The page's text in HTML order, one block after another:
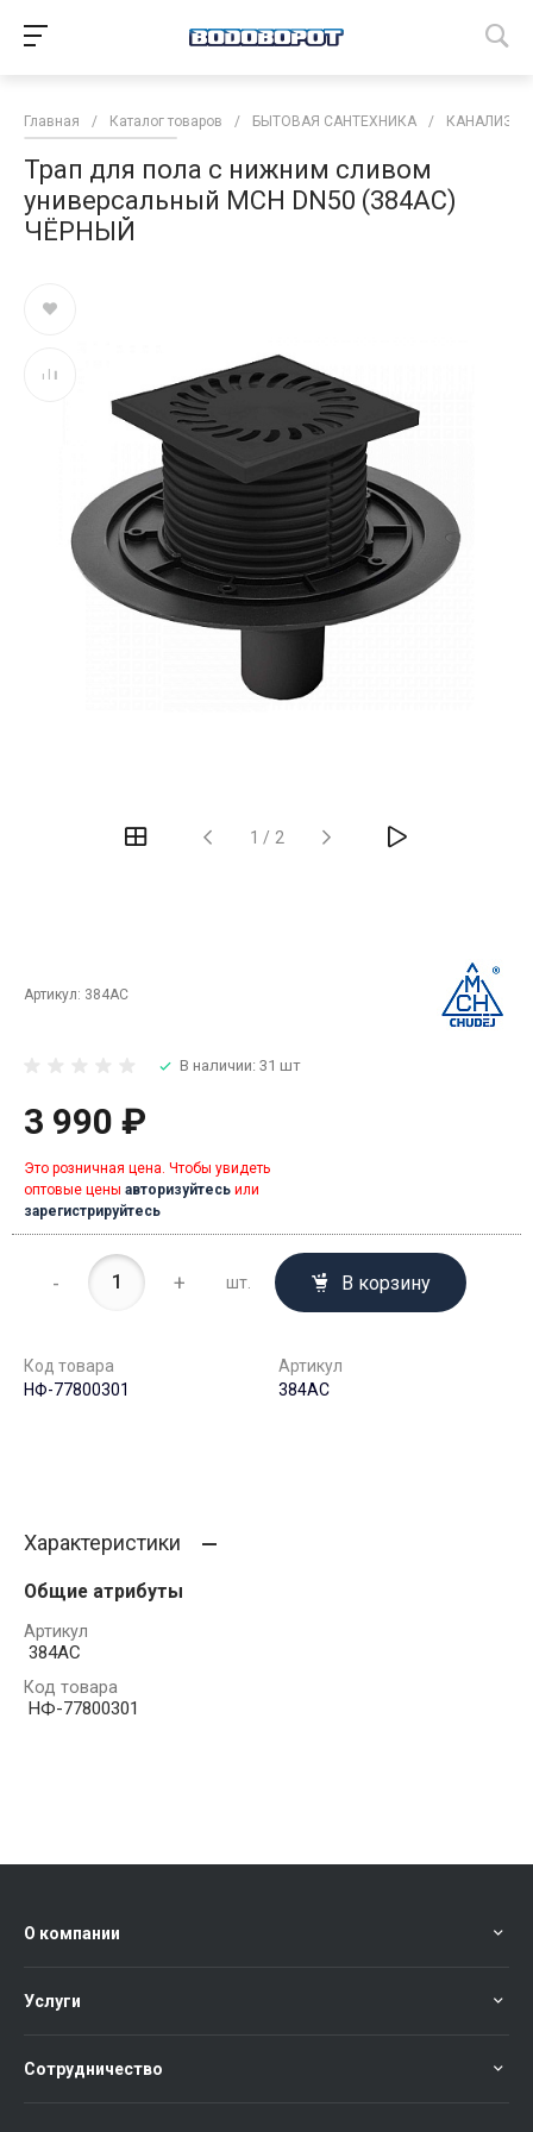
Главная / Каталог товаров / БЫТОВАЯ САНТЕХНИКА /
Трап для пола с нижним сливом
универсальный MCH DN50 (384AC)
ЧЁРНЫЙ
1 / 2
Артикул: 384AC
В наличии: 31 шт
3 990 ₽
Это розничная цена. Чтобы увидеть
оптовые цены авторизуйтесь или
зарегистрируйтесь
- + шт. В корзину
Код товара
НФ-77800301
Артикул
384AC
Характеристики
Общие атрибуты
Артикул
384AC
Код товара
НФ-77800301
О компании
Услуги
Сотрудничество